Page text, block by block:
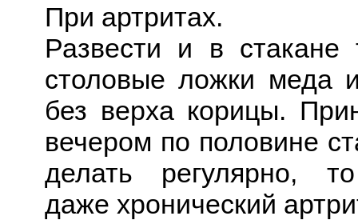
При артритах.
Развести и в
столовые ложки меда
без верха корицы.
вечером по половине
делать регулярно,
даже хронический